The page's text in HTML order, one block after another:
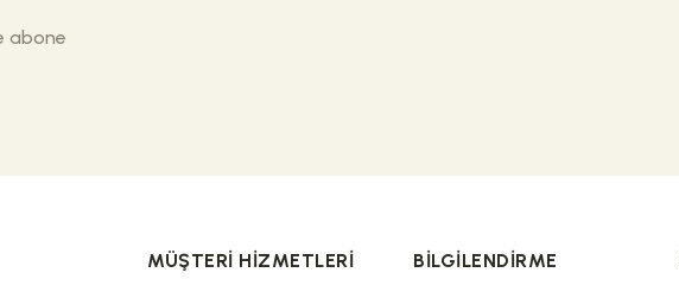
abone
MÜŞTERI HIZMETLERI BILGILENDIRME